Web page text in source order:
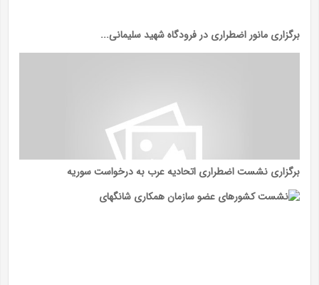
برگزاری مانور اضطراری در فرودگاه شهید سلیمانی...
برگزاری نشست اضطراری اتحادیه عرب به درخواست سوریه